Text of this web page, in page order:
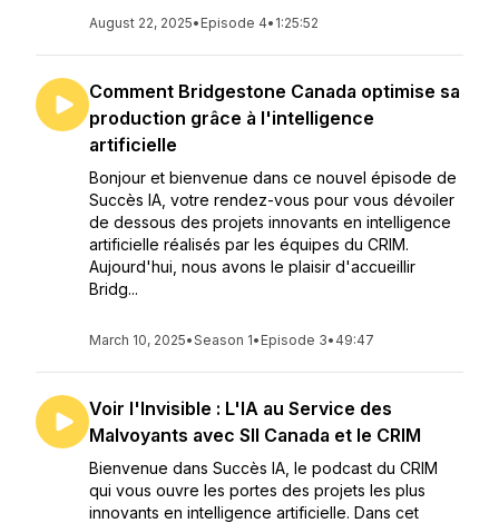
August 22, 2025• Episode 4• 1:25:52
Comment Bridgestone Canada optimise sa
production grâce à l'intelligence
artificielle
Bonjour et bienvenue dans ce nouvel épisode de
Succès IA, votre rendez-vous pour vous dévoiler
de dessous des projets innovants en intelligence
artificielle réalisés par les équipes du CRIM.
Aujourd'hui, nous avons le plaisir d'accueillir
Bridg...
March 10, 2025•Season 1• Episode 3• 49:47
Voir l'Invisible : L'IA au Service des
Malvoyants avec SII Canada et le CRIM
Bienvenue dans Succès IA, le podcast du CRIM
qui vous ouvre les portes des projets les plus
innovants en intelligence artificielle. Dans cet